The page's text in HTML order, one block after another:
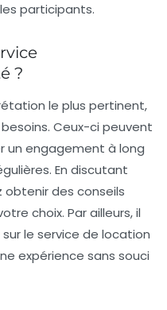
participants.
?
le plus pertinent,
Ceux-ci peuvent
un engagement à long
En discutant
obtenir des conseils
choix. Par ailleurs, il
le service de location
expérience sans souci